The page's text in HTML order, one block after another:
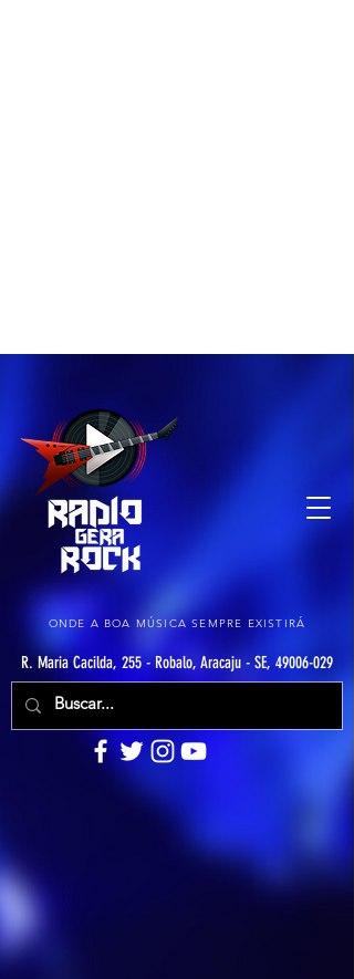
ONDE A BOA MÚSICA SEMPRE EXISTIRÁ
R. Maria Cacilda, 255 - Robalo, Aracaju - SE, 49006-029